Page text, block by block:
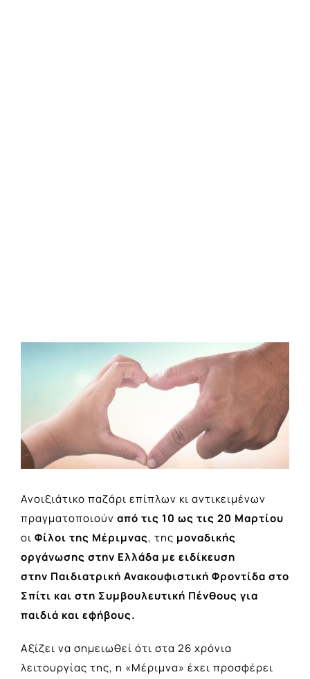
Ανοιξιάτικο παζάρι επίπλων κι αντικειμένων
πραγματοποιούν από τις 10 ως τις 20 Μαρτίου
οι Φίλοι της Μέριμνας, της μοναδικής
οργάνωσης στην Ελλάδα με ειδίκευση
στην Παιδιατρική Ανακουφιστική Φροντίδα στο
Σπίτι και στη Συμβουλευτική Πένθους για
παιδιά και εφήβους.
Αξίζει να σημειωθεί ότι στα 26 χρόνια
λειτουργίας της, η «Μέριμνα» έχει προσφέρει